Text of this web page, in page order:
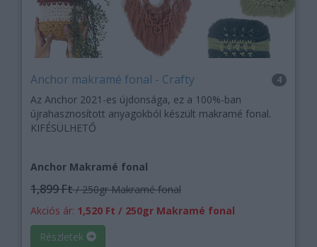
Anchor makramé fonal - Crafty 4
Az Anchor 2021-es újdonsága, ez a 100%-ban
újrahasznosított anyagokból készült makramé fonal.
KIFÉSÜLHETŐ
Anchor Makramé fonal
1,899 Ft/ 250gr Makramé fonal
Akciós ár: 1,520 Ft / 250gr Makramé fonal
Részletek